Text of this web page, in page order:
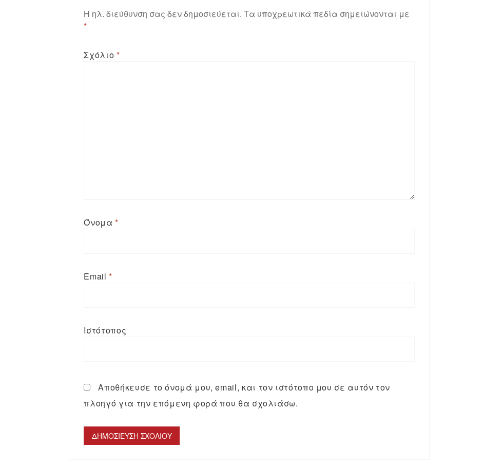
Η ηλ. διεύθυνση σας δεν δημοσιεύεται. Τα υποχρεωτικά πεδία σημειώνονται με
*
Σχόλιο *
Όνομα*
Email*
Ιστότοπος
Αποθήκευσε το όνομά μου, email, και τον ιστότοπο μου σε αυτόν τον
πλοηγό για την επόμενη φορά που θα σχολιάσω.